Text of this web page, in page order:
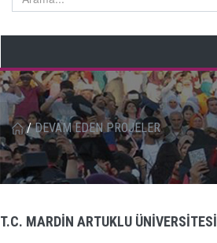
/ DEVAM EDEN PROJELER
T.C. MARDİN ARTUKLU ÜNİVERSİTESİ